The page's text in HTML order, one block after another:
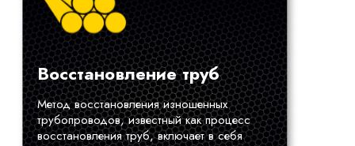
Восстановление труб
Метод восстановления изношенных
трубопроводов, известный как процесс
восстановления труб, включает в себя